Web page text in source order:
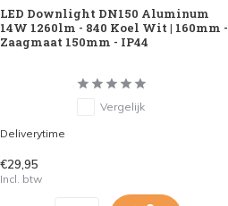
LED Downlight DN150 Aluminum
14W 1260lm - 840 Koel Wit | 160mm -
Zaagmaat 150mm - IP44
Vergelijk
Deliverytime
€29,95
Incl. btw